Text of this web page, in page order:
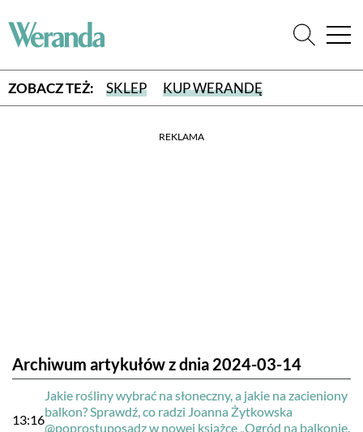
ZOBACZ TEŻ: SKLEP KUP WERANDĘ
REKLAMA
Archiwum artykułów z dnia 2024-03-14
13:16
Jakie rośliny wybrać na słoneczny, a jakie na zacieniony
balkon? Sprawdź, co radzi Joanna Żytkowska
@poprostuposadz w nowej książce „Ogród na balkonie.